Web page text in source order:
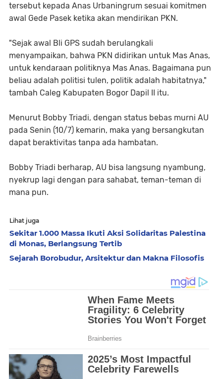
tersebut kepada Anas Urbaningrum sesuai komitmen
awal Gede Pasek ketika akan mendirikan PKN.
"Sejak awal Bli GPS sudah berulangkali
menyampaikan, bahwa PKN didirikan untuk Mas Anas,
untuk kendaraan politiknya Mas Anas. Bagaimana pun
beliau adalah politisi tulen, politik adalah habitatnya,"
tambah Caleg Kabupaten Bogor Dapil II itu.
Menurut Bobby Triadi, dengan status bebas murni AU
pada Senin (10/7) kemarin, maka yang bersangkutan
dapat beraktivitas tanpa ada hambatan.
Bobby Triadi berharap, AU bisa langsung nyambung,
nyekrup lagi dengan para sahabat, teman-teman di
mana pun.
Lihat juga
Sekitar 1.000 Massa Ikuti Aksi Solidaritas Palestina
di Monas, Berlangsung Tertib
Sejarah Borobudur, Arsitektur dan Makna Filosofis